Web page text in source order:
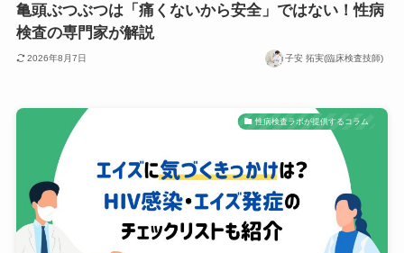
亀頭ぶつぶつは「痛くないから安全」ではない！性病
検査の専門家が解説
2026年8月7日 子安 拓実(臨床検査技師)
性病検査ラボが提供するコラム